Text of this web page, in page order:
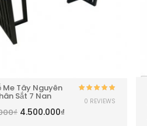
Me Tây Nguyên
Sắt 7 Nan
₫ 4.500.000₫
Được xếp
hạng5.00 5
0 REVIEWS